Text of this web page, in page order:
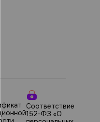
Соответствие
152-ФЗ «О